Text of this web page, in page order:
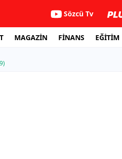
Sözcü Tv
MAGAZİN FİNANS EĞİTİM